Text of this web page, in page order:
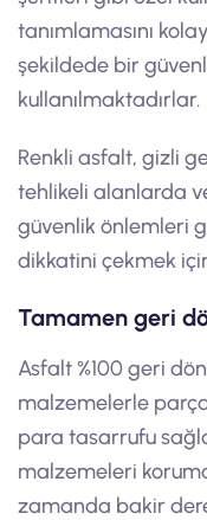
tanımlamasını
şekildede bir
kullanılmaktadırlar.
Renkli asfalt, gizli
tehlikeli alanlarda
güvenlik önlemleri
dikkatini çekmek
Tamamen geri
Asfalt %100 geri
malzemelerle
para tasarrufu
malzemeleri
zamanda bakir